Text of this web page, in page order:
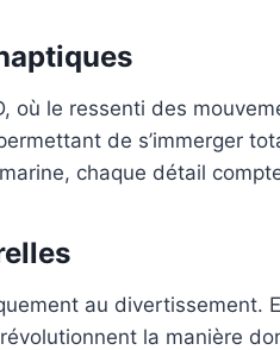
où le ressenti des
de s’immerger
chaque détail
au
la manière